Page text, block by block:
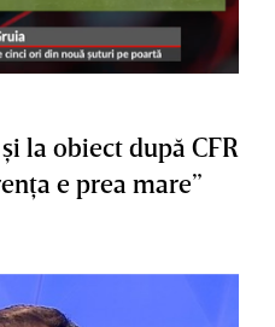
la obiect după CFR
e prea mare”